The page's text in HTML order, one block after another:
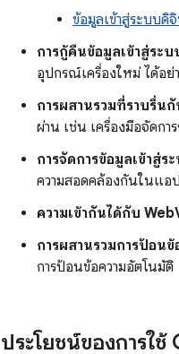
ข้อมูลเข้าสู่ระบบดิ
การกู้คืนข้อมูลเข้าสู่ระ
อุปกรณ์เครื่องใหม่ ได้อย่
การผสานรวมที่ราบรื่น
ผ่าน เช่น เครื่องมือจัดก
การจัดการข้อมูลเข้าสู่ร
ความสอดคล้องกันในแอ
ความเข้ากันได้กับ
การผสานรวมการป้อน
การป้อนข้อความอัตโนมัติ
ประโยชน์ของการใ